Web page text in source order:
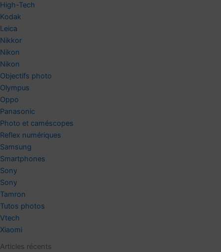
High-Tech
Kodak
Leica
Nikkor
Nikon
Nikon
Objectifs photo
Olympus
Oppo
Panasonic
Photo et caméscopes
Reflex numériques
Samsung
Smartphones
Sony
Sony
Tamron
Tutos photos
Vtech
Xiaomi
Articles récents